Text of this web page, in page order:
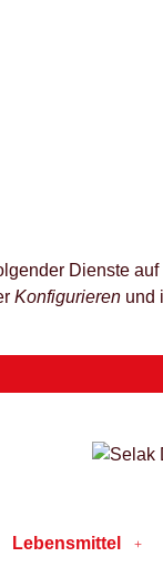
Dienste
Konfigurieren und
Lebensmittel